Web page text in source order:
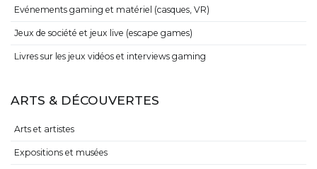
Evénements gaming et matériel (casques, VR)
Jeux de société et jeux live (escape games)
Livres sur les jeux vidéos et interviews gaming
ARTS & DÉCOUVERTES
Arts et artistes
Expositions et musées